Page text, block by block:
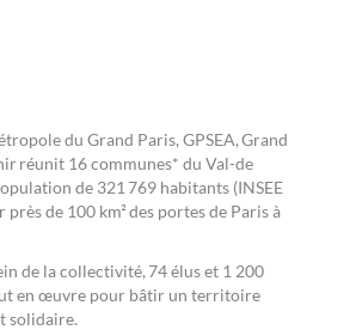
du Grand Paris, GPSEA, Grand
réunit 16 communes* du Val-de
de 321 769 habitants (INSEE
de 100 km² des portes de Paris à
de la collectivité, 74 élus et 1 200
en œuvre pour bâtir un territoire
solidaire.